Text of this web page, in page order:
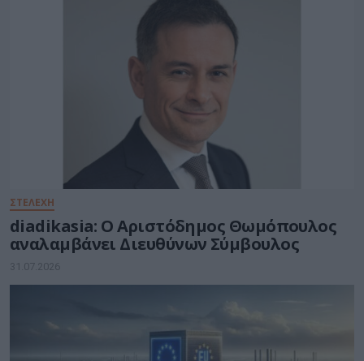
ΣΤΕΛΕΧΗ
diadikasia: Ο Αριστόδημος Θωμόπουλος
αναλαμβάνει Διευθύνων Σύμβουλος
31.07.2026